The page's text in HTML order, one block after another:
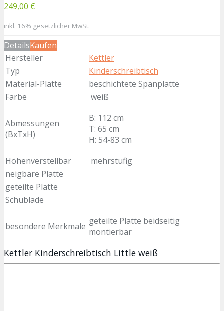
249,00 €
inkl. 16% gesetzlicher MwSt.
DetailsKaufen
Hersteller
Kettler
Typ
Kinderschreibtisch
Material-Platte
beschichtete Spanplatte
Farbe
weiß
Abmessungen
(BxTxH)
B: 112 cm
T: 65 cm
H: 54-83 cm
Höhenverstellbar
mehrstufig
neigbare Platte
geteilte Platte
Schublade
besondere Merkmale geteilte Platte beidseitig
montierbar
Kettler Kinderschreibtisch Little weiß